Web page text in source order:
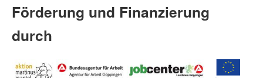
Förderung und Finanzierung
durch